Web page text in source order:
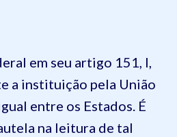
em seu artigo 151, I,
a instituição pela União
entre os Estados. É
na leitura de tal